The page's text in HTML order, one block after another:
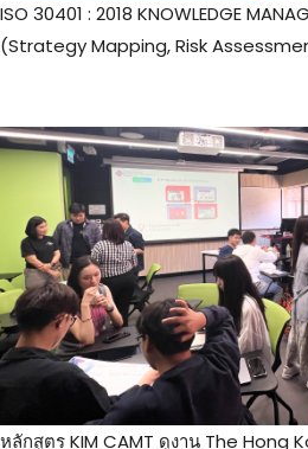
ISO 30401 : 2018 KNOWLEDGE
(Strategy Mapping, Risk
หลักสูตร KIM CAMT ดูงาน The Hong